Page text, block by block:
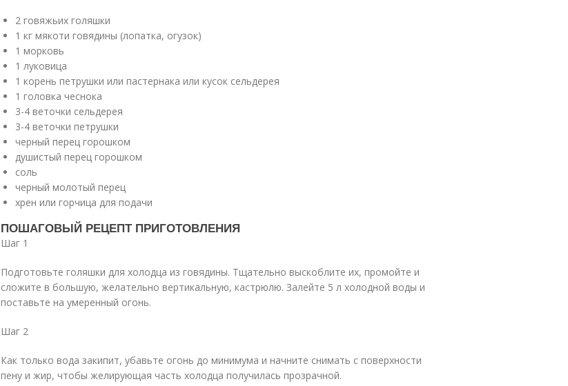
2 говяжьих голяшки
1 кг мякоти говядины (лопатка, огузок)
1 морковь
1 луковица
1 корень петрушки или пастернака или кусок сельдерея
1 головка чеснока
3-4 веточки сельдерея
3-4 веточки петрушки
черный перец горошком
душистый перец горошком
соль
черный молотый перец
хрен или горчица для подачи
ПОШАГОВЫЙ РЕЦЕПТ ПРИГОТОВЛЕНИЯ
Шаг 1
Подготовьте голяшки для холодца из говядины. Тщательно выскоблите их, промойте и
сложите в большую, желательно вертикальную, кастрюлю. Залейте 5 л холодной воды и
поставьте на умеренный огонь.
Шаг 2
Как только вода закипит, убавьте огонь до минимума и начните снимать с поверхности
пену и жир, чтобы желирующая часть холодца получилась прозрачной.